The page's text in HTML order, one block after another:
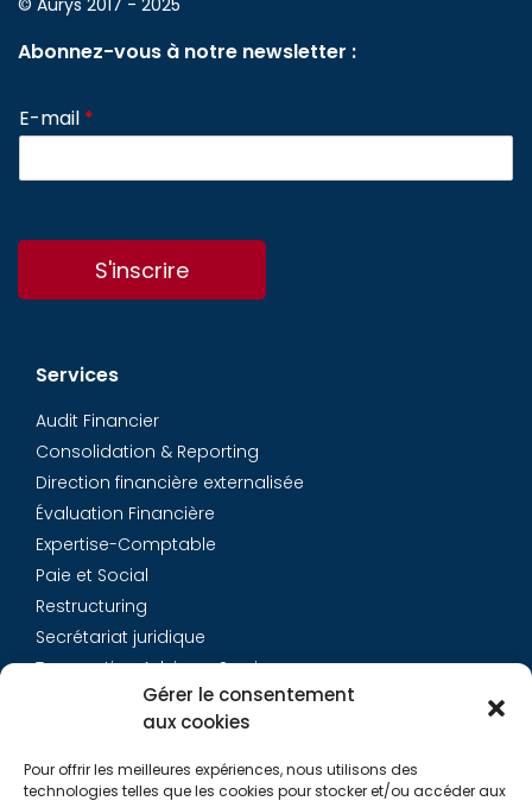
Gérer le consentement
aux cookies
Pour offrir les meilleures expériences, nous utilisons des
technologies telles que les cookies pour stocker et/ou accéder aux
© Aurys 2017 - 2025
Abonnez-vous à notre newsletter :
E-mail *
S'inscrire
Services
Audit Financier
Consolidation & Reporting
Direction financière externalisée
Évaluation Financière
Expertise-Comptable
Paie et Social
Restructuring
Secrétariat juridique
Transaction Advisory Services
Équipe